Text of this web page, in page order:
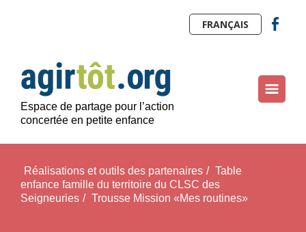
Espace de partage pour l’action
concertée en petite enfance
FRANÇAIS
Réalisations et outils des partenaires / Table
enfance famille du territoire du CLSC des
Seigneuries / Trousse Mission «Mes routines»